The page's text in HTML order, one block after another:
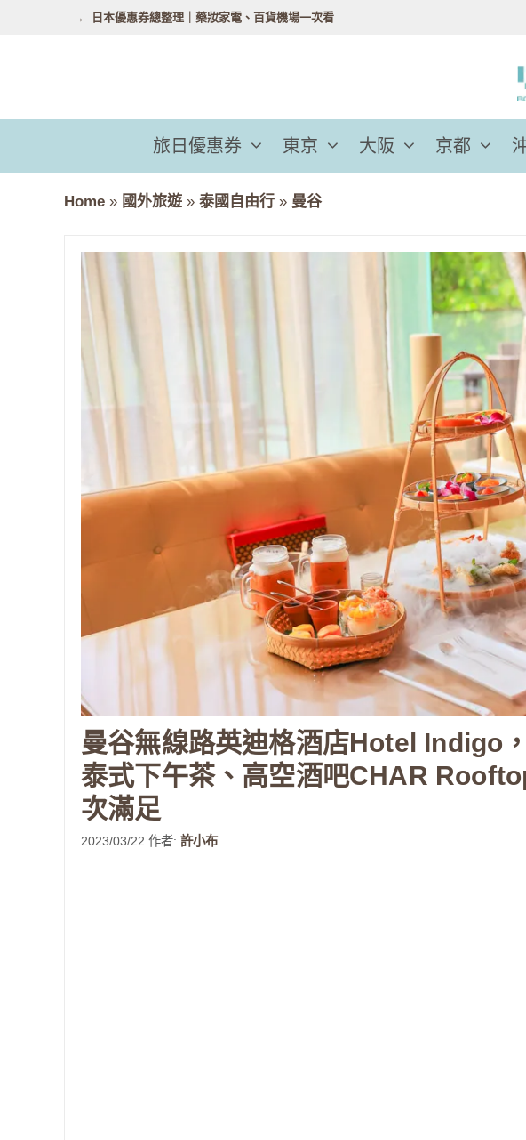
容
日本優惠券總整理｜藥妝家電、百貨機場一次看
旅日優惠券 東京 大阪 京都
Home » 國外旅遊 » 泰國自由行 » 曼谷
曼谷無線路英迪格酒店Hotel Indigo
泰式下午茶、高空酒吧CHAR
次滿足
2023/03/22 作者: 許小布